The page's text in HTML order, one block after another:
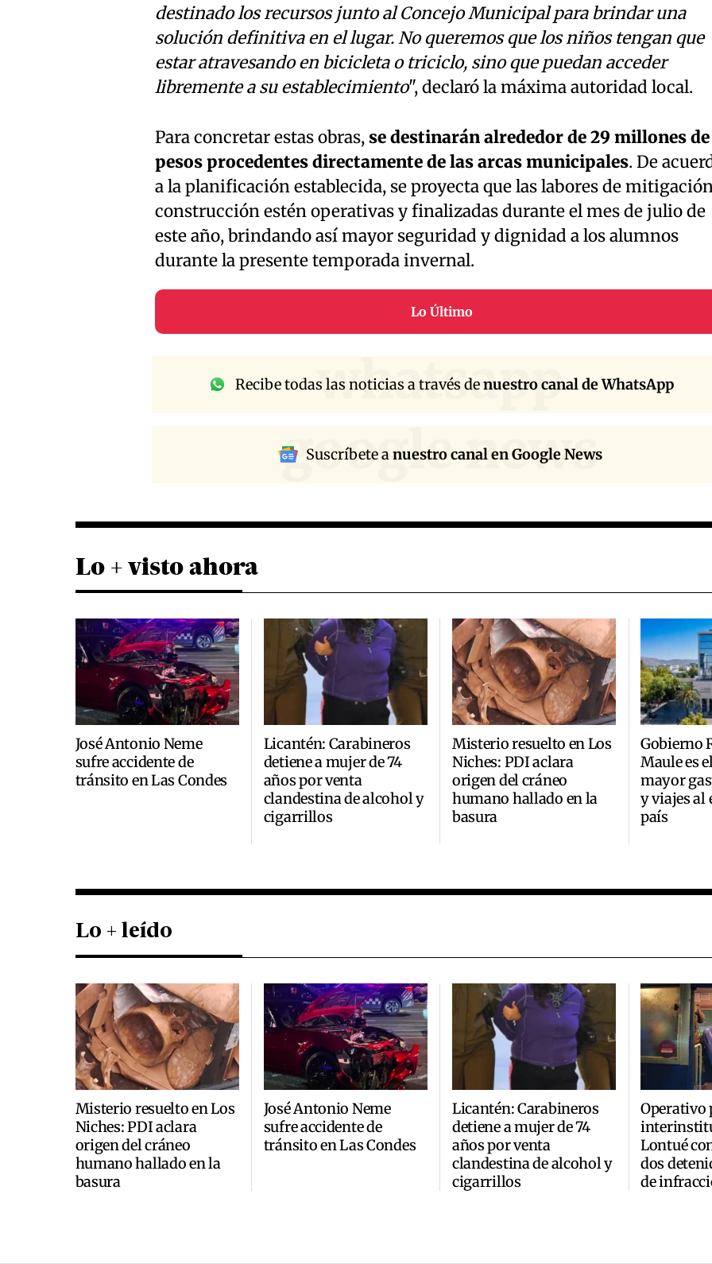
destinado los recursos junto al Concejo Municipal para brindar una
solución definitiva en el lugar. No queremos que los niños tengan que
estar atravesando en bicicleta o triciclo, sino que puedan acceder
libremente a su establecimiento", declaró la máxima autoridad local.
Para concretar estas obras,se destinarán alrededor de 29 millones de
pesos procedentes directamente de las arcas municipales. De
a la planificación establecida, se proyecta que las labores de
construcción estén operativas y finalizadas durante el mes de julio de
este año, brindando así mayor seguridad y dignidad a los alumnos
durante la presente temporada invernal.
Lo Último
whatsapp
Recibe todas las noticias a través denuestro canal de WhatsApp
google news
Suscríbete anuestro canal en Google News
Lo + visto ahora
José Antonio Neme
sufre accidente de
tránsito en Las Condes
Licantén: Carabineros
detiene a mujer de 74
años por venta
clandestina de alcohol y
cigarrillos
Misterio resuelto en Los
Niches: PDI aclara
origen del cráneo
humano hallado en la
basura
Gobierno
Maule es
mayor
y viajes al
país
Lo + leído
Misterio resuelto en Los
Niches: PDI aclara
origen del cráneo
humano hallado en la
basura
José Antonio Neme
sufre accidente de
tránsito en Las Condes
Licantén: Carabineros
detiene a mujer de 74
años por venta
clandestina de alcohol y
cigarrillos
Operativo
Lontué
dos
de